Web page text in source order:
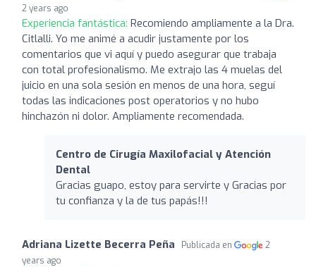
2 years ago
Experiencia fantástica: Recomiendo ampliamente a la Dra.
Citlalli. Yo me animé a acudir justamente por los
comentarios que vi aquí y puedo asegurar que trabaja
con total profesionalismo. Me extrajo las 4 muelas del
juicio en una sola sesión en menos de una hora, seguí
todas las indicaciones post operatorios y no hubo
hinchazón ni dolor. Ampliamente recomendada.
Centro de Cirugía Maxilofacial y Atención
Dental
Gracias guapo, estoy para servirte y Gracias por
tu confianza y la de tus papás!!!
Adriana Lizette Becerra Peña Publicada en
2
years ago